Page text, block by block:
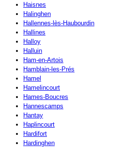
Haisnes
Halinghen
Hallennes-lès-Haubourdin
Hallines
Halloy
Halluin
Ham-en-Artois
Hamblain-les-Prés
Hamel
Hamelincourt
Hames-Boucres
Hannescamps
Hantay
Haplincourt
Hardifort
Hardinghen